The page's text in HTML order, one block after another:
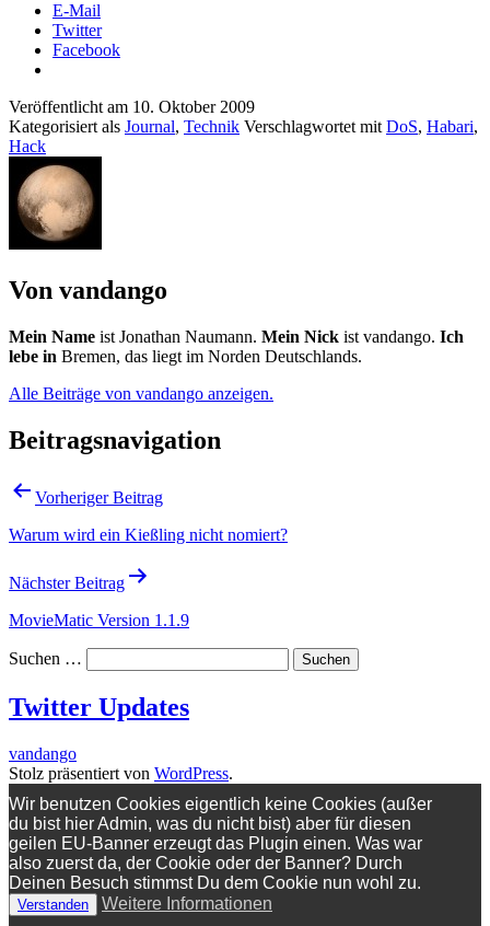
E-Mail
Twitter
Facebook
Veröffentlicht am 10. Oktober 2009
Kategorisiert als Journal, Technik Verschlagwortet mit DoS, Habari,
Hack
Von vandango
Mein Name ist Jonathan Naumann. Mein Nick ist vandango. Ich
lebe in Bremen, das liegt im Norden Deutschlands.
Alle Beiträge von vandango anzeigen.
Beitragsnavigation
Vorheriger Beitrag
Warum wird ein Kießling nicht nomiert?
Nächster Beitrag
MovieMatic Version 1.1.9
Suchen …
Twitter Updates
vandango
Stolz präsentiert von WordPress.
Wir benutzen Cookies eigentlich keine Cookies (außer
du bist hier Admin, was du nicht bist) aber für diesen
geilen EU-Banner erzeugt das Plugin einen. Was war
also zuerst da, der Cookie oder der Banner? Durch
Deinen Besuch stimmst Du dem Cookie nun wohl zu.
Verstanden Weitere Informationen